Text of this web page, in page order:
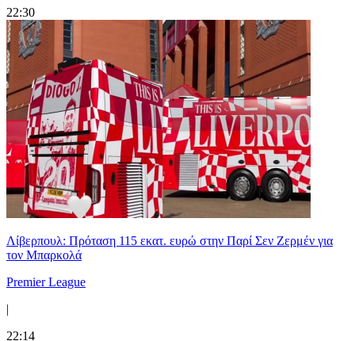
22:30
Λίβερπουλ: Πρόταση 115 εκατ. ευρώ στην Παρί Σεν Ζερμέν για
τον Μπαρκολά
Premier League
|
22:14